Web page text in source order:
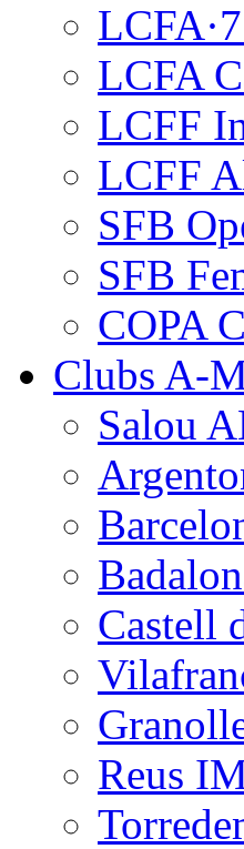
LCFA
LCFF
LCFF
SFB
SFB
COPA
Clubs A-
Salou
Castell
Reus